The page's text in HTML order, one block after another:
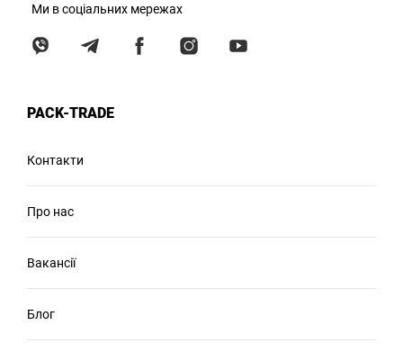
Ми в соціальних мережах
PACK-TRADE
Контакти
Про нас
Вакансії
Блог